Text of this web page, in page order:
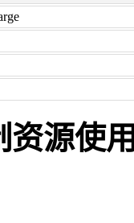
资源使